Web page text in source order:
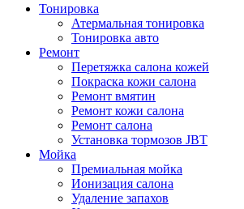
Тонировка
Атермальная тонировка
Тонировка авто
Ремонт
Перетяжка салона кожей
Покраска кожи салона
Ремонт вмятин
Ремонт кожи салона
Ремонт салона
Установка тормозов JBT
Мойка
Премиальная мойка
Ионизация салона
Удаление запахов